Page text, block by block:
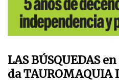
LAS BÚSQUEDAS
da TAUROMAQUIA